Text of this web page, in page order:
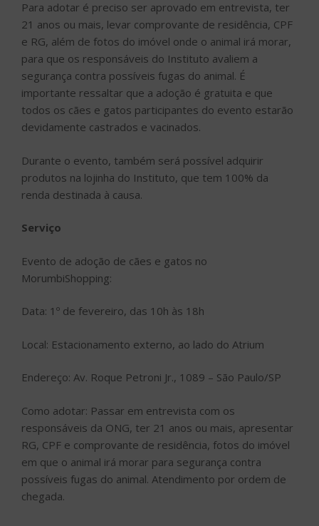
Para adotar é preciso ser aprovado em entrevista, ter
21 anos ou mais, levar comprovante de residência, CPF
e RG, além de fotos do imóvel onde o animal irá morar,
para que os responsáveis do Instituto avaliem a
segurança contra possíveis fugas do animal. É
importante ressaltar que a adoção é gratuita e que
todos os cães e gatos participantes do evento estarão
devidamente castrados e vacinados.
Durante o evento, também será possível adquirir
produtos na lojinha do Instituto, que tem 100% da
renda destinada à causa.
Serviço
Evento de adoção de cães e gatos no
MorumbiShopping:
Data: 1º de fevereiro, das 10h às 18h
Local: Estacionamento externo, ao lado do Atrium
Endereço: Av. Roque Petroni Jr., 1089 – São Paulo/SP
Como adotar: Passar em entrevista com os
responsáveis da ONG, ter 21 anos ou mais, apresentar
RG, CPF e comprovante de residência, fotos do imóvel
em que o animal irá morar para segurança contra
possíveis fugas do animal. Atendimento por ordem de
chegada.